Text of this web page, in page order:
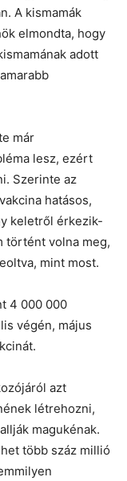
A kismamák
elmondta, hogy
adott
már
lesz, ezért
Szerinte az
hatásos,
keletről érkezik-
történt volna meg,
mint most.
4 000 000
végén, május
azt
létrehozni,
magukénak.
több száz millió